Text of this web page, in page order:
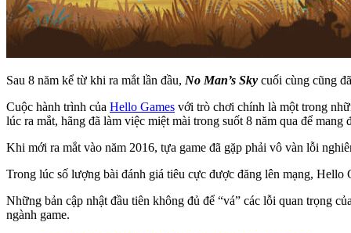
Sau 8 năm kể từ khi ra mắt lần đầu, No Man’s Sky cuối cùng cũng
Cuộc hành trình của Hello Games với trò chơi chính là một trong
lúc ra mắt, hãng đã làm việc miệt mài trong suốt 8 năm qua để
Khi mới ra mắt vào năm 2016, tựa game đã gặp phải vô vàn lỗi
Trong lúc số lượng bài đánh giá tiêu cực được đăng lên mạng,
Những bản cập nhật đầu tiên không đủ để “vá” các lỗi quan trọng
ngành game.